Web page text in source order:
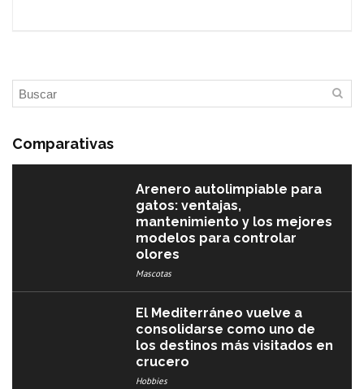
Comparativas
Arenero autolimpiable para
gatos: ventajas,
mantenimiento y los mejores
modelos para controlar
olores
Mascotas
El Mediterráneo vuelve a
consolidarse como uno de
los destinos más visitados en
crucero
Hobbies